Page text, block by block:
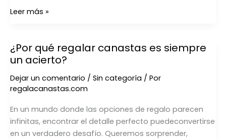
Leer más »
¿Por qué regalar canastas es siempre
un acierto?
Dejar un comentario / Sin categoría / Por
regalacanastas.com
En un mundo donde las opciones de regalo parecen
infinitas, encontrar el detalle perfecto puedeconvertirse
en un verdadero desafío. Queremos sorprender,
¿Por
qué
canastas
es
siempre
un
acierto?